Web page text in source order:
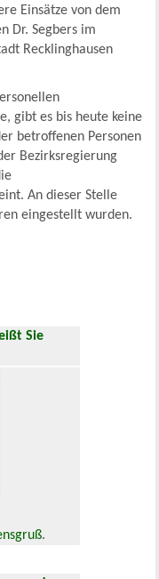
Einsätze von dem
Dr. Segbers im
Recklinghausen
gibt es bis heute keine
betroffenen Personen
Bezirksregierung
An dieser Stelle
eingestellt wurden.
Sie
.